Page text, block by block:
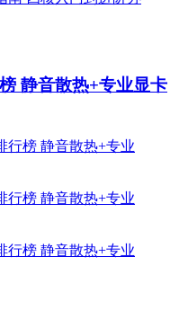
静音散热+专业显卡